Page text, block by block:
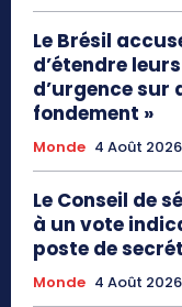
Le Brésil
d’étendre
d’urgence sur
fondement »
Monde 4 Août 2026
Le Conseil de
à un vote
poste de
Monde 4 Août 2026